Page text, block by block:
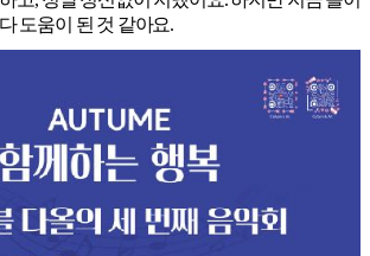
도움이 된 것 같아요.